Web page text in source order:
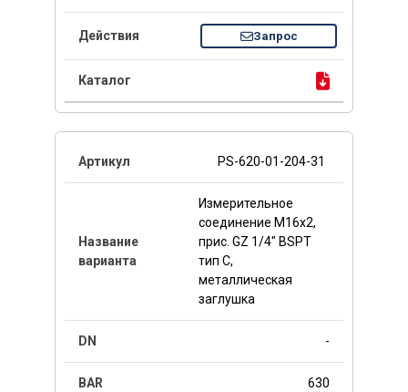
Запрос
PS-620-01-204-31
Измерительное
соединение M16x2,
прис. GZ 1/4" BSPT
тип C,
металлическая
заглушка
-
630